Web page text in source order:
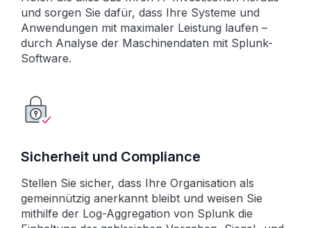
und sorgen Sie dafür, dass Ihre Systeme und
Anwendungen mit maximaler Leistung laufen –
durch Analyse der Maschinendaten mit Splunk-
Software.
Sicherheit und Compliance
Stellen Sie sicher, dass Ihre Organisation als
gemeinnützig anerkannt bleibt und weisen Sie
mithilfe der Log-Aggregation von Splunk die